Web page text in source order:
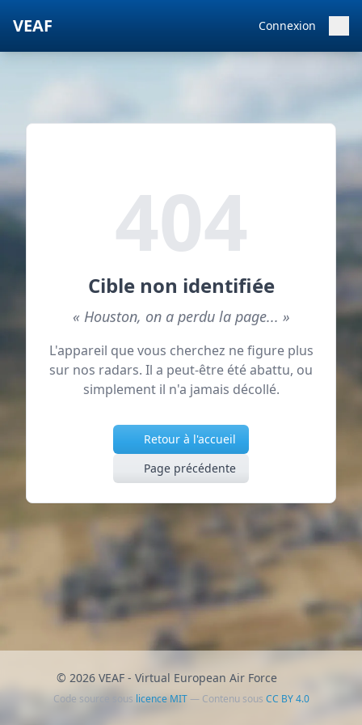
VEAF Connexion
404
Cible non identifiée
« Houston, on a perdu la page... »
L'appareil que vous cherchez ne figure plus
sur nos radars. Il a peut-être été abattu, ou
simplement il n'a jamais décollé.
Retour à l'accueil
Page précédente
© 2026 VEAF - Virtual European Air Force
Code source sous licence MIT— Contenu sous CC BY 4.0